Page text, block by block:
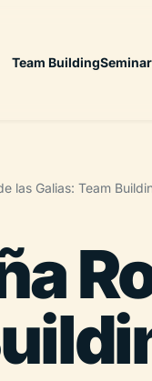
Team Building
las Galias: Team